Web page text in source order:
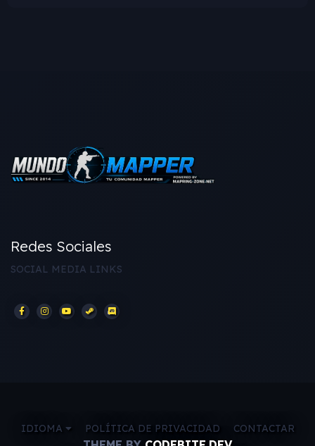
Redes Sociales
SOCIAL MEDIA LINKS
IDIOMA POLÍTICA DE PRIVACIDAD CONTACTAR